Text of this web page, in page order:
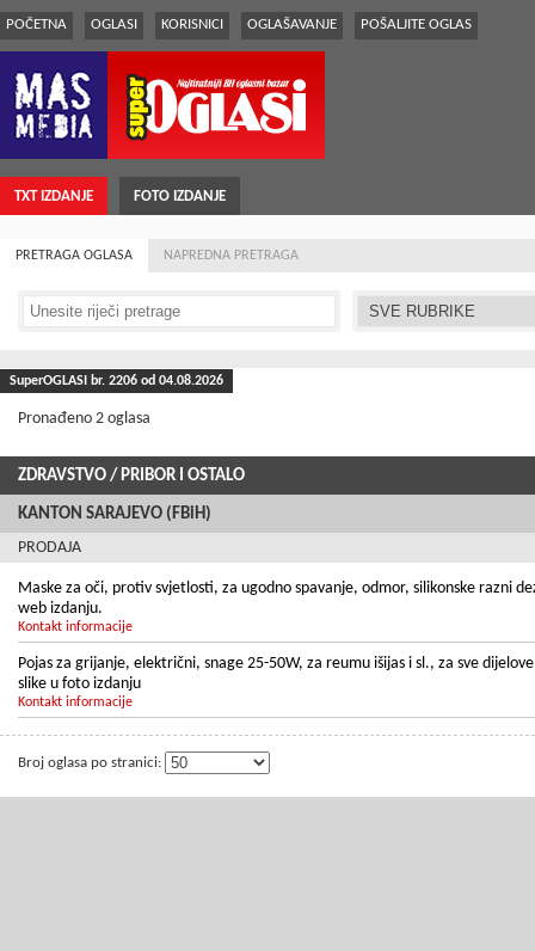
POČETNA OGLASI KORISNICI OGLAŠAVANJE POŠALJITE OGLAS
TXT IZDANJE FOTO IZDANJE
PRETRAGA OGLASA NAPREDNA PRETRAGA
SuperOGLASI br. 2206 od 04.08.2026
Pronađeno 2 oglasa
ZDRAVSTVO / PRIBOR I OSTALO
KANTON SARAJEVO (FBiH)
PRODAJA
Maske za oči, protiv svjetlosti, za ugodno spavanje, odmor, silikonske razni
web izdanju.
Kontakt informacije
Pojas za grijanje, električni, snage 25-50W, za reumu išijas i sl., za sve
slike u foto izdanju
Kontakt informacije
Broj oglasa po stranici: